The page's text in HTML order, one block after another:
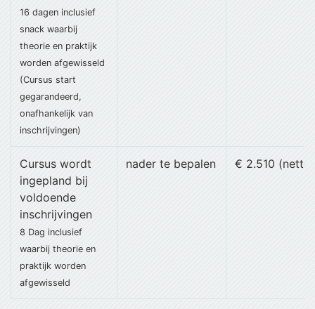
16 dagen inclusief
snack waarbij
theorie en praktijk
worden afgewisseld
(Cursus start
gegarandeerd,
onafhankelijk van
inschrijvingen)
Cursus wordt
ingepland bij
voldoende
inschrijvingen
8 Dag inclusief
waarbij theorie en
praktijk worden
afgewisseld
nader te bepalen € 2.510 (netto)